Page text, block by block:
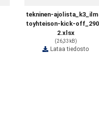
tekninen-
toyhteison-kick-
2.xlsx
(26,33kB)
Lataa tiedosto